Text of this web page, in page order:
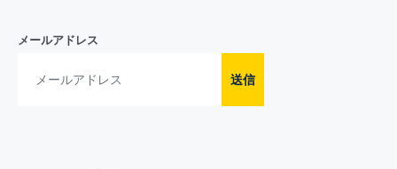
メールアドレス
送信